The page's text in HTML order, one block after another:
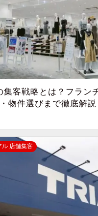
集客戦略とは？フラン
物件選びまで徹底解説
ル 店舗集客